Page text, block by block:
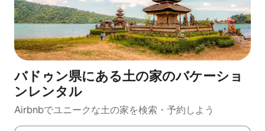
バドゥン県にある土の家のバケーショ
ンレンタル
Airbnbでユニークな土の家を検索・予約しよう